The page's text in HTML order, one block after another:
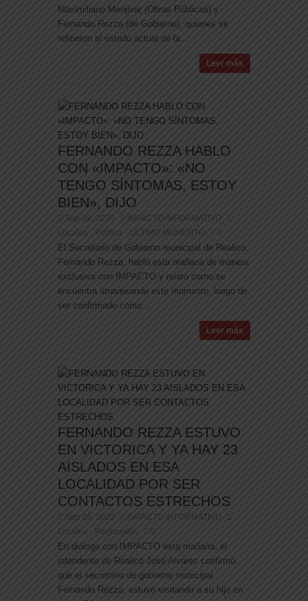
Maximiliano Menjivar (Obras Públicas) y
Fernando Rezza (de Gobierno), quienes se
refirieron al estado actual de la...
Leer más
FERNANDO REZZA HABLO
CON «IMPACTO»: «NO
TENGO SÍNTOMAS, ESTOY
BIEN», DIJO
Sep 29, 2020
IMPACTO INFORMATIVO
Locales
Politica ULTIMO MOMENTO 0
El Secretario de Gobierno municipal de Realicó,
Fernando Rezza, habló esta mañana de manera
exclusiva con IMPACTO y relató como se
encuentra atravesando este momento, luego de
ser confirmado como...
Leer más
FERNANDO REZZA ESTUVO
EN VICTORICA Y YA HAY 23
AISLADOS EN ESA
LOCALIDAD POR SER
CONTACTOS ESTRECHOS
Sep 29, 2020
IMPACTO INFORMATIVO
Locales
Regionales 0
En diálogo con IMPACTO esta mañana, el
intendente de Realicó José Alvarez confirmó
que el secretario de gobierno municipal
Fernando Rezza, estuvo visitando a su hijo en